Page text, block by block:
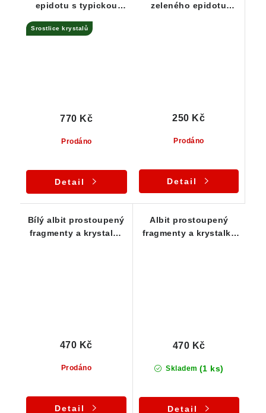
epidotu s typickou
Srostlice krystalů
Prodáno
770 Kč
Detail
zeleného epidotu
Prodáno
250 Kč
Detail
Bílý albit prostoupený
fragmenty a krystalky
Prodáno
470 Kč
Detail
Albit prostoupený
fragmenty a krystalky
Skladem (1 ks)
470 Kč
Detail